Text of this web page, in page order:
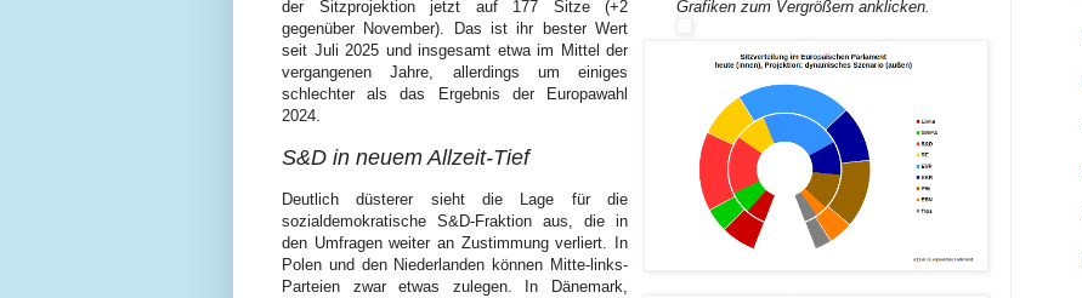
Grafiken zum Vergrößern anklicken.
der Sitzprojektion jetzt auf 177 Sitze (+2
gegenüber November). Das ist ihr bester Wert
seit Juli 2025 und insgesamt etwa im Mittel der
vergangenen Jahre, allerdings um einiges
schlechter als das Ergebnis der Europawahl
2024.
S&D in neuem Allzeit-Tief
Deutlich düsterer sieht die Lage für die
sozialdemokratische S&D-Fraktion aus, die in
den Umfragen weiter an Zustimmung verliert. In
Polen und den Niederlanden können Mitte-links-
Parteien zwar etwas zulegen. In Dänemark,